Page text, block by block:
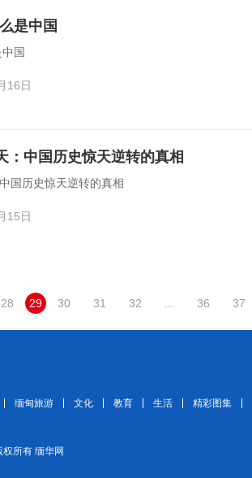
是中国
国
16日
：中国历史惊天逆转的真相
国历史惊天逆转的真相
15日
28 29 30 31 32 36 37
缅甸旅游 文化 教育 生活 精彩图集
所有 缅华网